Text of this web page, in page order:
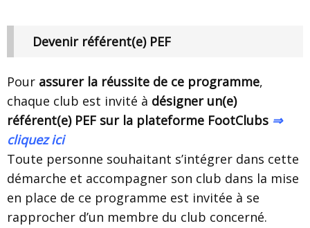
Devenir référent(e) PEF
Pour assurer la réussite de ce programme,
chaque club est invité à désigner un(e)
référent(e) PEF sur la plateforme FootClubs ⇒
cliquez ici
Toute personne souhaitant s’intégrer dans cette
démarche et accompagner son club dans la mise
en place de ce programme est invitée à se
rapprocher d’un membre du club concerné.